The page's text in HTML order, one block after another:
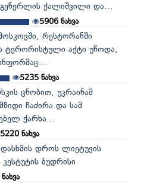
ქალიშვილი და...
5906ნახვა
რესტორანში
ტერორისტული აქტი უწოდა,
5235ნახვა
ცნობით, უკრაინამ
ჩაძირა და სამ
ქარხა...
5220ნახვა
დროს ლიეტუვის
ბუდრისი